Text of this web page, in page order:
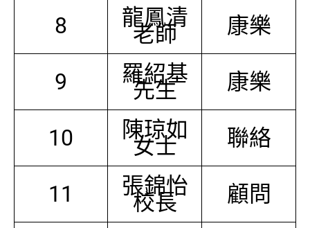
8 龍鳳清
老師 康樂
9 羅紹基
先生 康樂
10 陳琼如
女士 聯絡
11 張錦怡
校長 顧問